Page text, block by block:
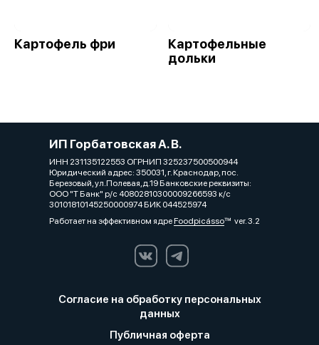
Картофель фри
Картофельные
дольки
ИП Горбатовская А. В.
ИНН 231135122553 ОГРНИП 325237500500944
Юридический адрес: 350031, г. Краснодар, пос.
Березовый, ул.Полевая,д.19 Банковские реквизиты:
ООО "Т Банк" р/с 40802810300009266593 к/с
30101810145250000974 БИК 044525974
Работает на эффективном ядреFoodpicássover. 3.2
Согласие на обработку персональных
данных
Публичная оферта